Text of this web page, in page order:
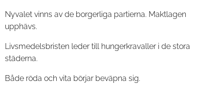
Nyvalet vinns av de borgerliga partierna. Maktlagen
upphävs.
Livsmedelsbristen leder till hungerkravaller i de stora
städerna.
Både röda och vita börjar beväpna sig.